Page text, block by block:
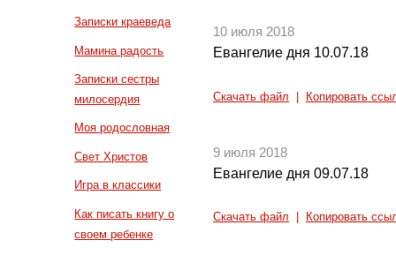
Записки краеведа
Мамина радость
Записки сестры
милосердия
Моя родословная
Свет Христов
Игра в классики
Как писать книгу о
своем ребенке
10 июля 2018
Евангелие дня 10.07.18
Скачать файл Копировать
9 июля 2018
Евангелие дня 09.07.18
Скачать файл Копировать